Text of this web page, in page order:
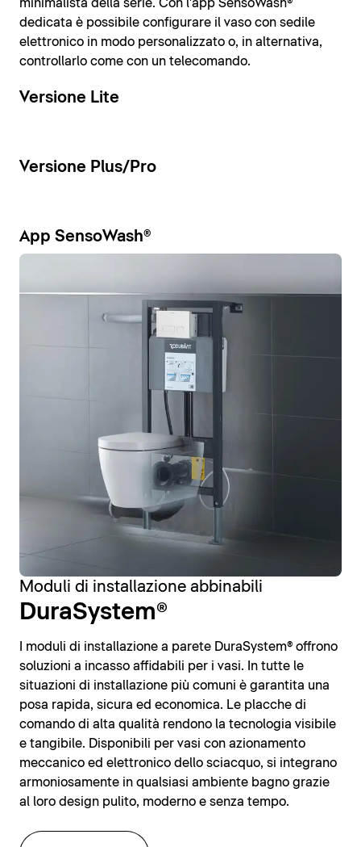
minimalista della serie. Con l'app SensoWash®
dedicata è possibile configurare il vaso con sedile
elettronico in modo personalizzato o, in alternativa,
controllarlo come con un telecomando.
Versione Lite
Versione Plus/Pro
App SensoWash®
Moduli di installazione abbinabili
DuraSystem®
I moduli di installazione a parete DuraSystem® offrono
soluzioni a incasso affidabili per i vasi. In tutte le
situazioni di installazione più comuni è garantita una
posa rapida, sicura ed economica. Le placche di
comando di alta qualità rendono la tecnologia visibile
e tangibile. Disponibili per vasi con azionamento
meccanico ed elettronico dello sciacquo, si integrano
armoniosamente in qualsiasi ambiente bagno grazie
al loro design pulito, moderno e senza tempo.